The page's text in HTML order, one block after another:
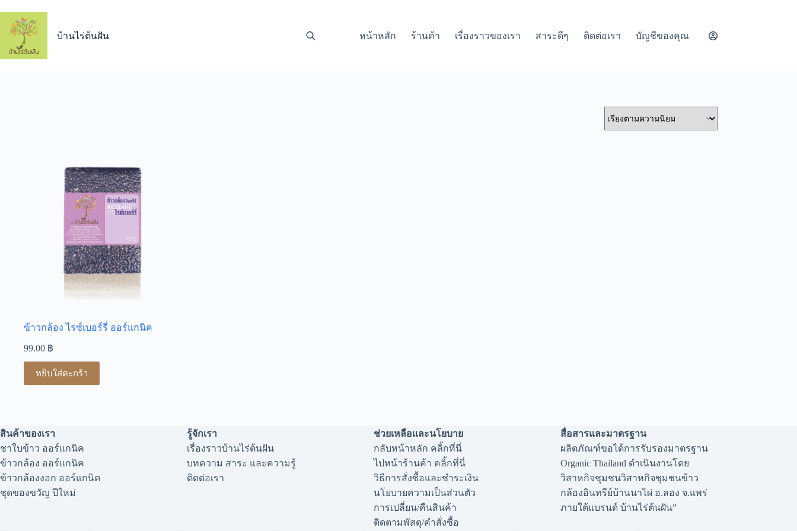
to
content
บ้านไร่ต้นฝัน
หน้าหลัก ร้านค้า เรื่องราวของเรา สาระดีๆ ติดต่อเรา บัญชีของคุณ
ข้าวกล้อง ไรซ์เบอร์รี่ ออร์แกนิค
99.00 ฿
หยิบใส่ตะกร้า
สินค้าของเรา
ชาใบข้าว ออร์แกนิค
ข้าวกล้อง ออร์แกนิค
ข้าวกล้องงอก ออร์แกนิค
ชุดของขวัญ ปีใหม่
รู้จักเรา
เรื่องราวบ้านไร่ต้นฝัน
บทความ สาระ และความรู้
ติดต่อเรา
ช่วยเหลือและนโยบาย
กลับหน้าหลัก คลิ้กที่นี่
ไปหน้าร้านค้า คลิ้กที่นี่
วิธีการสั่งซื้อและชำระเงิน
นโยบายความเป็นส่วนตัว
การเปลี่ยน/คืนสินค้า
ติดตามพัสดุ/คำสั่งซื้อ
สื่อสารและมาตรฐาน
ผลิตภัณฑ์ขอได้การรับรองมาตรฐาน
Organic Thailand ดำเนินงานโดย
วิสาหกิจชุมชนวิสาหกิจชุมชนข้าว
กล้องอินทรีย์บ้านนาไผ่ อ.ลอง จ.แพร่
ภายใต้แบรนด์ บ้านไร่ต้นฝัน”